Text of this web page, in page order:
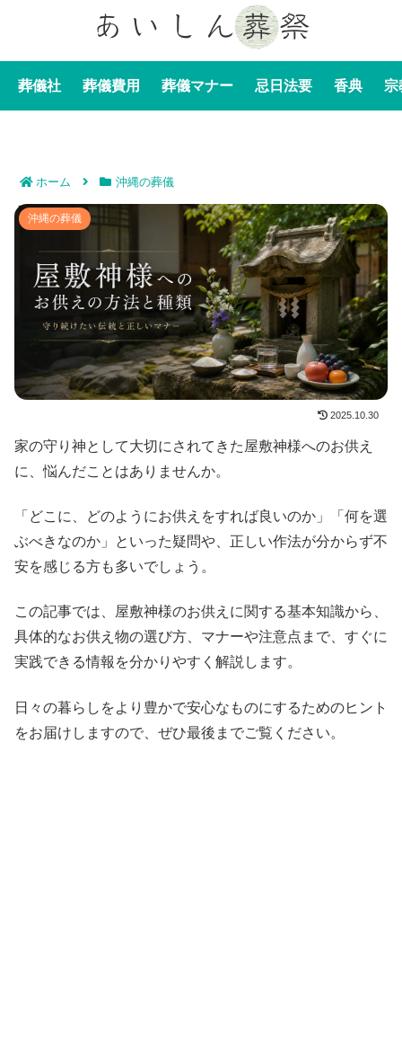
葬儀社 葬儀費用 葬儀マナー 忌日法要 香典 宗
ホーム 沖縄の葬儀
屋敷神様へのお供えの方法と種類｜守り続けたい伝統と
正しいマナーを徹底解説
沖縄の葬儀
2025.10.30
家の守り神として大切にされてきた屋敷神様へのお供え
に、悩んだことはありませんか。
「どこに、どのようにお供えをすれば良いのか」「何を選
ぶべきなのか」といった疑問や、正しい作法が分からず不
安を感じる方も多いでしょう。
この記事では、屋敷神様のお供えに関する基本知識から、
具体的なお供え物の選び方、マナーや注意点まで、すぐに
実践できる情報を分かりやすく解説します。
日々の暮らしをより豊かで安心なものにするためのヒント
をお届けしますので、ぜひ最後までご覧ください。